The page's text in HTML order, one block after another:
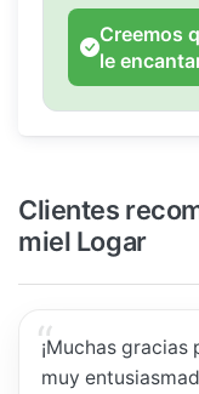
Creemos
le
Clientes
miel Logar
¡Muchas
muy